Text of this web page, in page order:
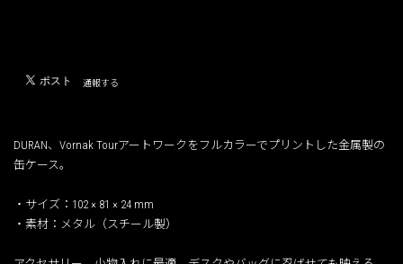
通報する
DURAN、Vornak Tourアートワークをフルカラーでプリントした金属製の
缶ケース。
・サイズ：102 × 81 × 24 mm
・素材：メタル（スチール製）